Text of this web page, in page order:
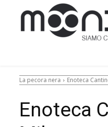
La pecora nera Enoteca
Enoteca